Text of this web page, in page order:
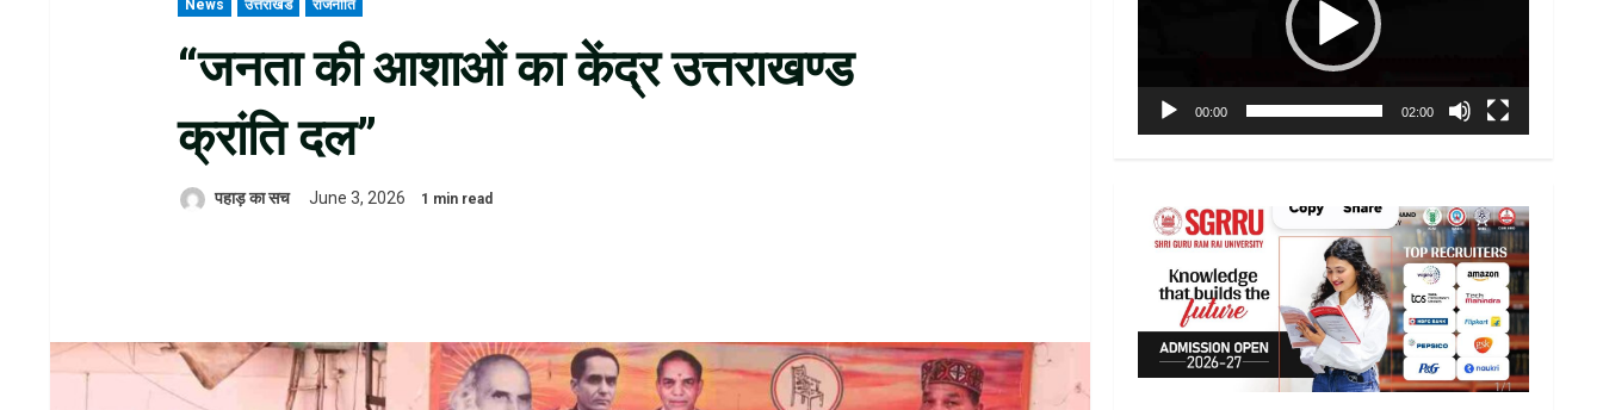
News उत्तराखंड राजनीति
“जनता की आशाओं का केंद्र उत्तराखण्ड
क्रांति दल”
पहाड़ का सच June 3, 2026 1 min read
00:00 02:00